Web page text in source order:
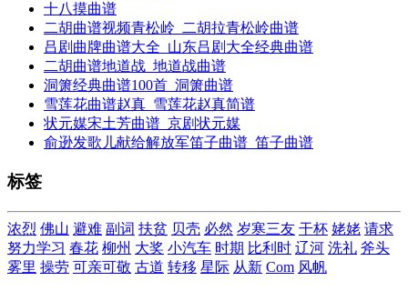
十八摸曲谱
二胡曲谱视频青松岭_二胡拉青松岭曲谱
吕剧曲牌曲谱大全_山东吕剧大全经典曲谱
二胡曲谱地道战_地道战曲谱
洞箫经典曲谱100首_洞箫曲谱
雪莲花曲谱赵真_雪莲花赵真简谱
状元媒宋土芳曲谱_京剧状元媒
俞逊发歌儿献给解放军笛子曲谱_笛子曲谱
标签
浓烈 佛山 避难 副词 扶贫 贝壳 必然 岁寒三友 干杯 姥姥 请求
努力学习 春花 柳州 大奖 小汽车 时期 比利时 辽河 洗礼 斧头
雾里 操劳 可亲可敬 古道 转移 星际 从新 Com 风帆